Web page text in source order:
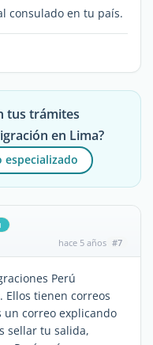
consulado en tu país.
tus trámites
en Lima?
especializado
hace 5 años #7
Perú
tienen correos
un correo explicando
sellar tu salida,